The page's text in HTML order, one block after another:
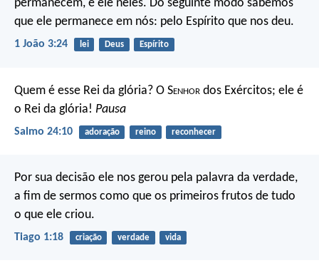
permanecem, e ele neles. Do seguinte modo sabemos
que ele permanece em nós: pelo Espírito que nos deu.
1 João 3:24 lei Deus Espírito
Quem é esse Rei da glória? O Senhor dos Exércitos; ele é
o Rei da glória! Pausa
Salmo 24:10 adoração reino reconhecer
Por sua decisão ele nos gerou pela palavra da verdade,
a fim de sermos como que os primeiros frutos de tudo
o que ele criou.
Tiago 1:18 criação verdade vida